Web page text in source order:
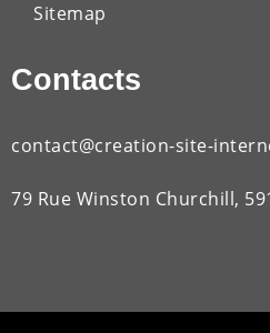
Sitemap
Contacts
contact@creation-site-
79 Rue Winston Churchill,